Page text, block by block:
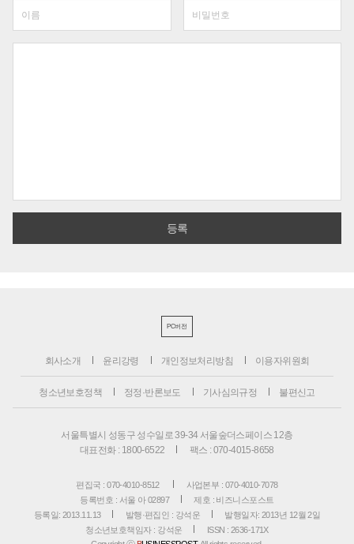
PC버전
회사소개 윤리강령 개인정보처리방침 이용자위원회
청소년보호정책 정정·반론보도 기사심의규정 불편신고
서울특별시 성동구 성수일로 39-34 서울숲더스페이스 12층
대표전화 : 1800-6522
팩스 : 070-4015-8658
편집국 : 070-4010-8512
사업본부 : 070-4010-7078
등록번호 : 서울 아 02897
제호 : 비즈니스포스트
등록일: 2013.11.13
발행·편집인 : 강석운
발행일자: 2013년 12월 2일
청소년보호책임자 : 강석운
ISSN : 2636-171X